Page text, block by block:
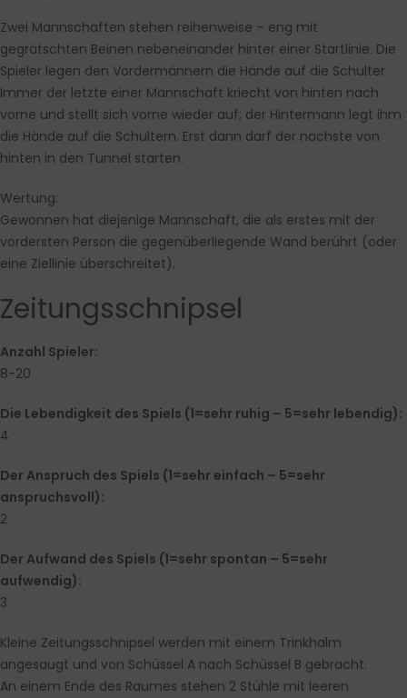
Zwei Mannschaften stehen reihenweise – eng mit
gegrätschten Beinen nebeneinander hinter einer Startlinie. Die
Spieler legen den Vordermännern die Hände auf die Schulter.
Immer der letzte einer Mannschaft kriecht von hinten nach
vorne und stellt sich vorne wieder auf; der Hintermann legt ihm
die Hände auf die Schultern. Erst dann darf der nächste von
hinten in den Tunnel starten.
Wertung:
Gewonnen hat diejenige Mannschaft, die als erstes mit der
vordersten Person die gegenüberliegende Wand berührt (oder
eine Ziellinie überschreitet).
Zeitungsschnipsel
Anzahl Spieler:
8-20
Die Lebendigkeit des Spiels (1=sehr ruhig – 5=sehr lebendig):
4
Der Anspruch des Spiels (1=sehr einfach – 5=sehr
anspruchsvoll):
2
Der Aufwand des Spiels (1=sehr spontan – 5=sehr
aufwendig):
3
Kleine Zeitungsschnipsel werden mit einem Trinkhalm
angesaugt und von Schüssel A nach Schüssel B gebracht.
An einem Ende des Raumes stehen 2 Stühle mit leeren